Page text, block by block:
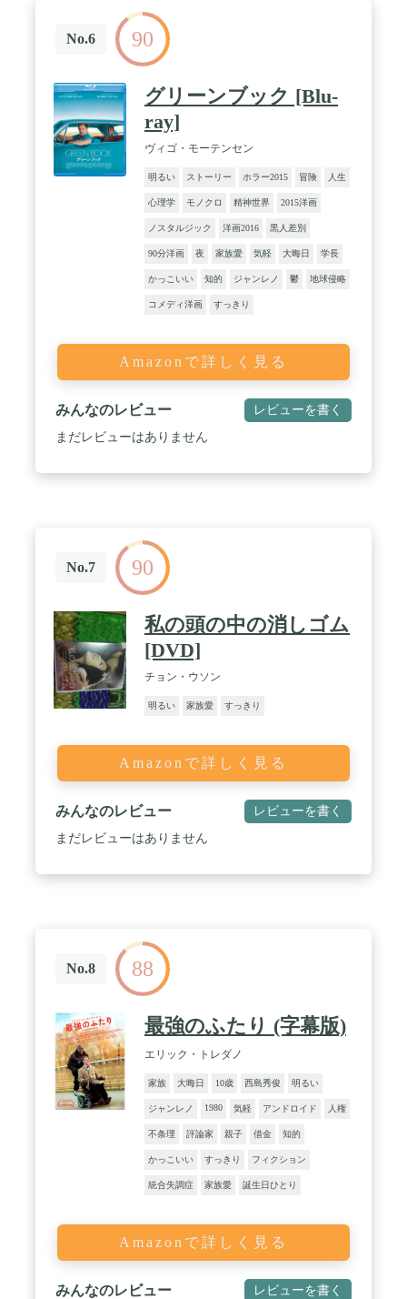
No.6 90
グリーンブック [Blu-
ray]
ヴィゴ・モーテンセン
明るい ストーリー ホラー2015 冒険 人生
心理学 モノクロ 精神世界 2015洋画
ノスタルジック 洋画2016 黒人差別
90分洋画 夜 家族愛 気軽 大晦日 学長
かっこいい 知的 ジャンレノ 鬱 地球侵略
コメディ洋画 すっきり
Amazonで詳しく見る
みんなのレビュー レビューを書く
まだレビューはありません
No.7 90
私の頭の中の消しゴム
[DVD]
チョン・ウソン
明るい 家族愛 すっきり
Amazonで詳しく見る
みんなのレビュー レビューを書く
まだレビューはありません
No.8 88
最強のふたり (字幕版)
エリック・トレダノ
家族 大晦日 10歳 西島秀俊 明るい
ジャンレノ 1980 気軽 アンドロイド 人権
不条理 評論家 親子 借金 知的
かっこいい すっきり フィクション
統合失調症 家族愛 誕生日ひとり
Amazonで詳しく見る
みんなのレビュー レビューを書く